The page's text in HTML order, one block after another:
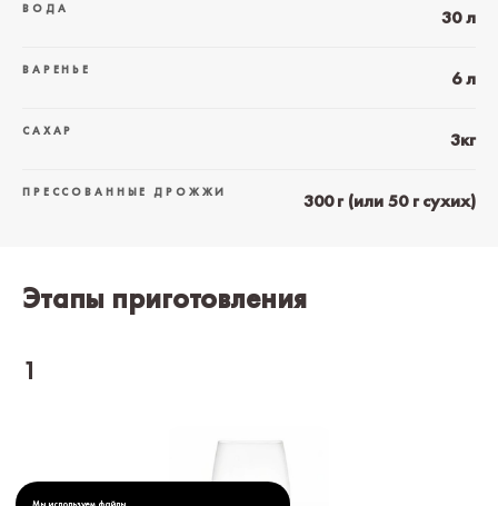
ВОДА 30 л
ВАРЕНЬЕ 6 л
САХАР 3кг
ПРЕССОВАННЫЕ ДРОЖЖИ 300 г (или 50 г сухих)
Этапы приготовления
1
Мы используем файлы